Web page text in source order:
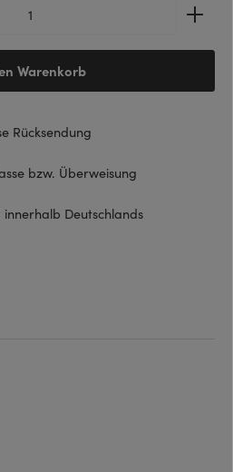
den gewünschten Wert ein
Warenkorb
Rücksendung
bzw. Überweisung
innerhalb Deutschlands